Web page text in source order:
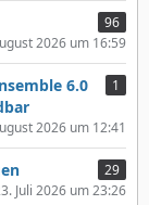
96
2026 um 16:59
6.0
1
2026 um 12:41
29
Juli 2026 um 23:26